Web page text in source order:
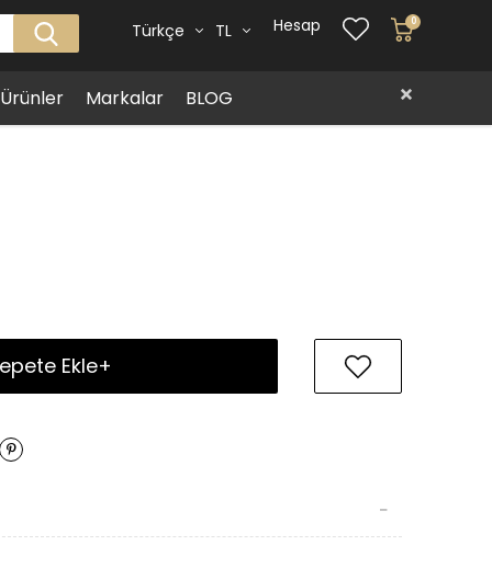
Markalar BLOG
0
Hesap
TL
Türkçe
Ekle+